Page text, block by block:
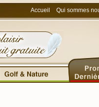
Accueil Qui sommes